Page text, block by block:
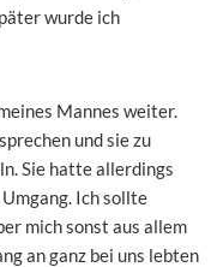
wurde ich
Mannes weiter.
und sie zu
Sie hatte allerdings
Ich sollte
mich sonst aus allem
an ganz bei uns lebten